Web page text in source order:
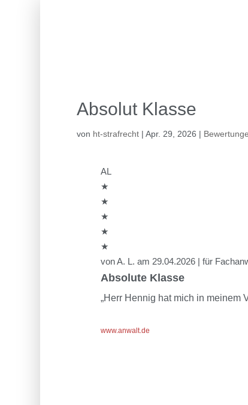
Absolut Klasse
von ht-strafrecht| Apr. 29, 2026 |
AL
★
★
★
★
★
von A. L. am 29.04.2026 | für
Absolute Klasse
„Herr Hennig hat mich in meinem
www.anwalt.de